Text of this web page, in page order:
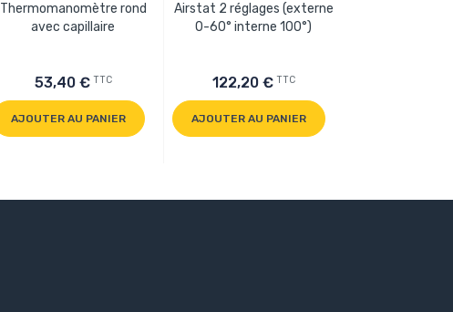
Thermomanomètre rond
avec capillaire
53,40 € TTC
AJOUTER AU PANIER
Airstat 2 réglages (externe
0-60° interne 100°)
122,20 € TTC
AJOUTER AU PANIER